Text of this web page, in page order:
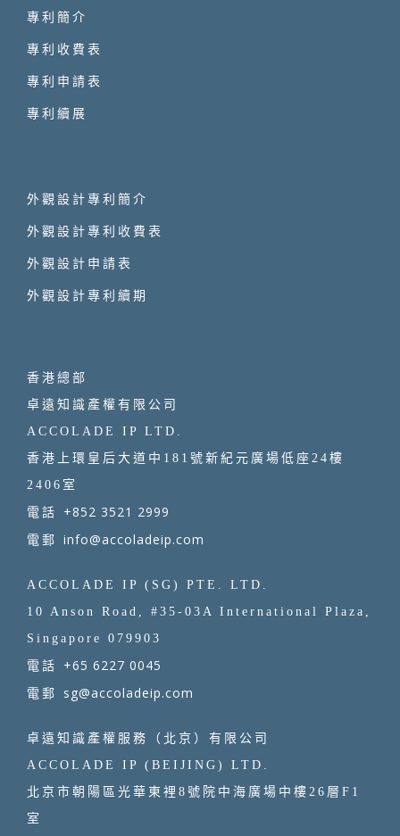
專利簡介
專利收費表
專利申請表
專利續展
外觀設計專利簡介
外觀設計專利收費表
外觀設計申請表
外觀設計專利續期
香港總部
卓遠知識產權有限公司
ACCOLADE IP LTD.
香港上環皇后大道中181號新紀元廣場低座24樓
2406室
電話 +852 3521 2999
電郵 info@accoladeip.com
ACCOLADE IP (SG) PTE. LTD.
10 Anson Road, #35-03A International Plaza,
Singapore 079903
電話 +65 6227 0045
電郵 sg@accoladeip.com
卓遠知識產權服務（北京）有限公司
ACCOLADE IP (BEIJING) LTD.
北京市朝陽區光華東裡8號院中海廣場中樓26層F1
室